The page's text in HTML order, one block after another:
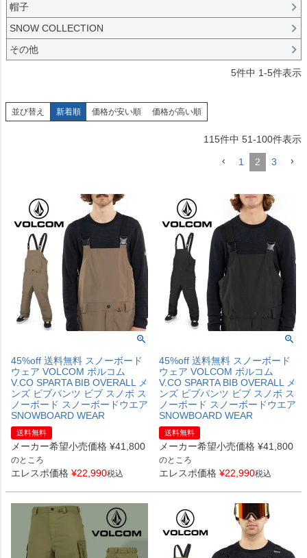
帽子
SNOW COLLECTION
その他
5件中 1-5件表示
並び替え 新着順 価格が安い順 価格が高い順
115件中 51-100件表示
1 2 3
45%off 送料無料 スノーボード
ウェア VOLCOM ボルコム
V.CO SPARTA BIB OVERALL メ
ンズ ビブパンツ ビブ スノボ ス
ノーボード スノーボードウエア
SNOWBOARD WEAR
送料無料
メーカー希望小売価格 ¥41,800
のところ
エレスポ価格 ¥22,990税込
45%off 送料無料 スノーボード
ウェア VOLCOM ボルコム
V.CO SPARTA BIB OVERALL メ
ンズ ビブパンツ ビブ スノボ ス
ノーボード スノーボードウエア
SNOWBOARD WEAR
送料無料
メーカー希望小売価格 ¥41,800
のところ
エレスポ価格 ¥22,990税込